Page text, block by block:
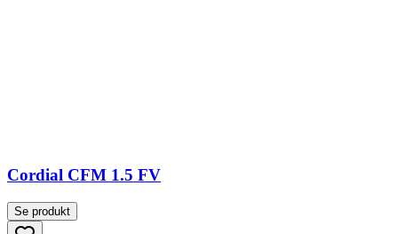
Cordial CFM 1.5 FV
Se produkt